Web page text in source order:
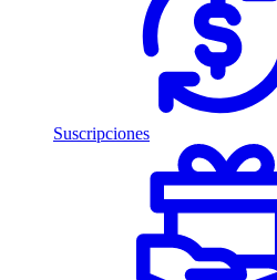
Suscripciones